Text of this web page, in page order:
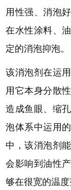
用性强、消泡
在水性涂料、
定的消泡抑泡。
该消泡剂在运
用它本身分散
造成鱼眼、缩
泡体系中运用
中，该消泡剂
会影响到油性
够在很宽的温